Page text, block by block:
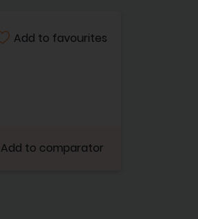
Add to favourites
Add to comparator